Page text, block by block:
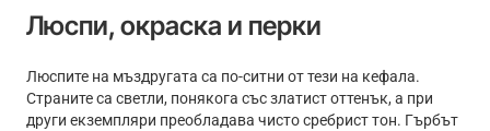
Люспи, окраска и перки
Люспите на мъздругата са по-ситни от тези на кефала.
Страните са светли, понякога със златист оттенък, а при
други екземпляри преобладава чисто сребрист тон. Гърбът